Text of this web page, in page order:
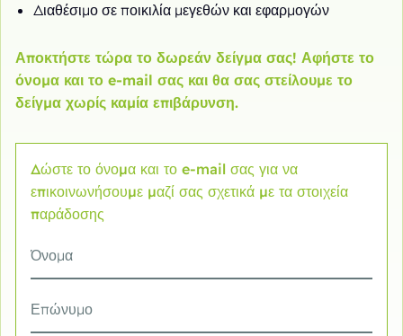
Διαθέσιμο σε ποικιλία μεγεθών και εφαρμογών
Αποκτήστε τώρα το δωρεάν δείγμα σας! Αφήστε το
όνομα και το e-mail σας και θα σας στείλουμε το
δείγμα χωρίς καμία επιβάρυνση.
Δώστε το όνομα και το e-mail σας για να
επικοινωνήσουμε μαζί σας σχετικά με τα στοιχεία
παράδοσης